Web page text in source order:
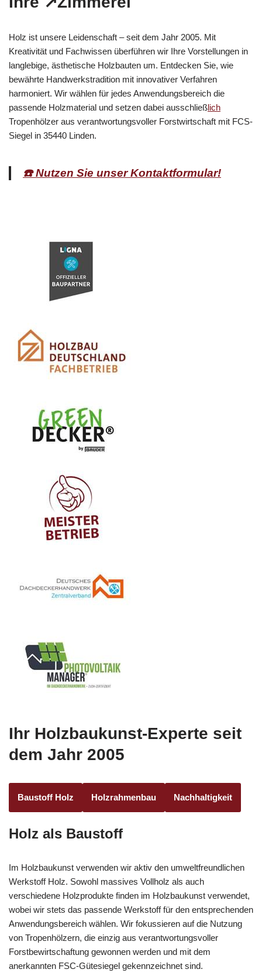
Holz ist unsere Leidenschaft – seit dem Jahr 2005. Mit
Kreativität und Fachwissen überführen wir Ihre Vorstellungen in
langlebige, ästhetische Holzbauten um. Entdecken Sie, wie
bewährte Handwerkstradition mit innovativer Verfahren
harmoniert. Wir wählen für jedes Anwendungsbereich die
passende Holzmaterial und setzen dabei ausschließlich
Tropenhölzer aus verantwortungsvoller Forstwirtschaft mit FCS-
Siegel in 35440 Linden.
☎️ Nutzen Sie unser Kontaktformular!
Ihr Holzbaukunst-Experte seit
dem Jahr 2005
Baustoff Holz Holzrahmenbau Nachhaltigkeit
Holz als Baustoff
Im Holzbaukunst verwenden wir aktiv den umweltfreundlichen
Werkstoff Holz. Sowohl massives Vollholz als auch
verschiedene Holzprodukte finden im Holzbaukunst verwendet,
wobei wir stets das passende Werkstoff für den entsprechenden
Anwendungsbereich wählen. Wir fokussieren auf die Nutzung
von Tropenhölzern, die einzig aus verantwortungsvoller
Forstbewirtschaftung gewonnen werden und mit dem
anerkannten FSC-Gütesiegel gekennzeichnet sind.